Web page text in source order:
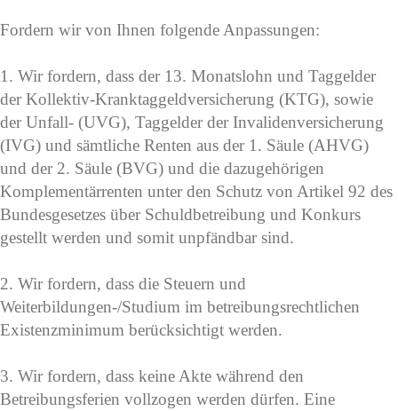
Fordern wir von Ihnen folgende Anpassungen:
1. Wir fordern, dass der 13. Monatslohn und Taggelder
der Kollektiv-Kranktaggeldversicherung (KTG), sowie
der Unfall- (UVG), Taggelder der Invalidenversicherung
(IVG) und sämtliche Renten aus der 1. Säule (AHVG)
und der 2. Säule (BVG) und die dazugehörigen
Komplementärrenten unter den Schutz von Artikel 92 des
Bundesgesetzes über Schuldbetreibung und Konkurs
gestellt werden und somit unpfändbar sind.
2. Wir fordern, dass die Steuern und
Weiterbildungen-/Studium im betreibungsrechtlichen
Existenzminimum berücksichtigt werden.
3. Wir fordern, dass keine Akte während den
Betreibungsferien vollzogen werden dürfen. Eine